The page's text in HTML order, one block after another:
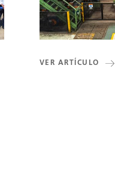
VER ARTÍCULO